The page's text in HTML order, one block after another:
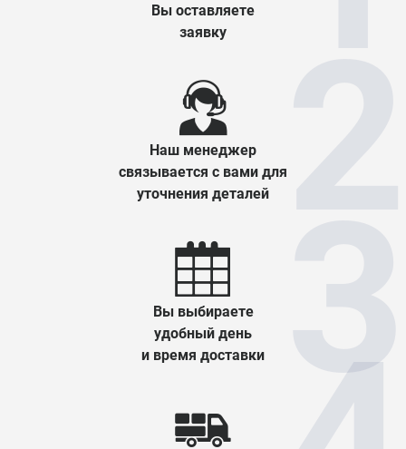
Вы оставляете
заявку
Наш менеджер
связывается с вами для
уточнения деталей
Вы выбираете
удобный день
и время доставки